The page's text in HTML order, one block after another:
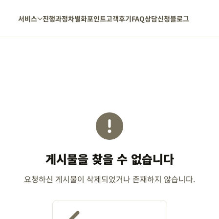
서비스 진행과정차별화포인트고객후기FAQ상담신청블로그
게시물을 찾을 수 없습니다
요청하신 게시물이 삭제되었거나 존재하지 않습니다.